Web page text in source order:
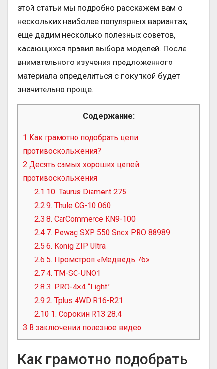
этой статьи мы подробно расскажем вам о
нескольких наиболее популярных вариантах,
еще дадим несколько полезных советов,
касающихся правил выбора моделей. После
внимательного изучения предложенного
материала определиться с покупкой будет
значительно проще.
Содержание:
1 Как грамотно подобрать цепи
противоскольжения?
2 Десять самых хороших цепей
противоскольжения
2.1 10. Taurus Diament 275
2.2 9. Thule CG-10 060
2.3 8. CarCommerce KN9-100
2.4 7. Pewag SXP 550 Snox PRO 88989
2.5 6. Konig ZIP Ultra
2.6 5. Промстроп «Медведь 76»
2.7 4. TM-SC-UNO1
2.8 3. PRO-4×4 “Light”
2.9 2. Tplus 4WD R16-R21
2.10 1. Сорокин R13 28.4
3 В заключении полезное видео
Как грамотно подобрать